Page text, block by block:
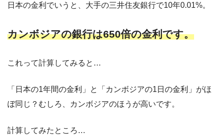
日本の金利でいうと、大手の三井住友銀行で10年0.01%。
カンボジアの銀行は650倍の金利です。
これって計算してみると…
「日本の1年間の金利」と「カンボジアの1日の金利」がほ
ぼ同じ？むしろ、カンボジアのほうが高いです。
計算してみたところ…